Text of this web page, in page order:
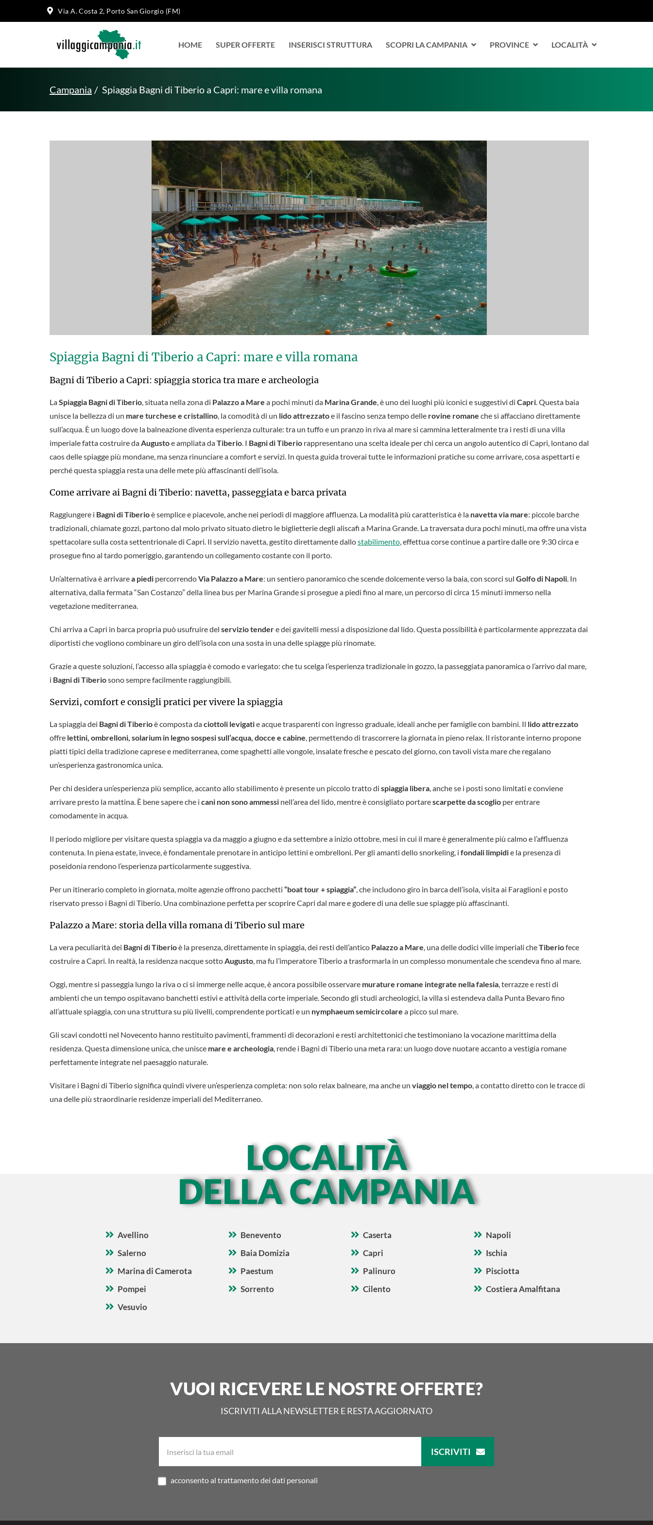
Via A. Costa 2, Porto San Giorgio (FM)
HOME SUPER OFFERTE INSERISCI STRUTTURA SCOPRI LA CAMPANIA PROVINCE LOCALITÀ
Campania Spiaggia Bagni di Tiberio a Capri: mare e villa romana
Spiaggia Bagni di Tiberio a Capri: mare e villa romana
Bagni di Tiberio a Capri: spiaggia storica tra mare e archeologia
LaSpiaggia Bagni di Tiberio, situata nella zona di Palazzo a Mare a pochi minuti da Marina Grande, è uno dei luoghi più iconici e suggestivi di Capri. Questa baia
unisce la bellezza di un mare turchese e cristallino, la comodità di un lido attrezzatoe il fascino senza tempo delle rovine romane che si affacciano direttamente
sull’acqua. È un luogo dove la balneazione diventa esperienza culturale: tra un tuffo e un pranzo in riva al mare si cammina letteralmente tra i resti di una villa
imperiale fatta costruire daAugustoe ampliata daTiberio. I Bagni di Tiberio rappresentano una scelta ideale per chi cerca un angolo autentico di Capri, lontano dal
caos delle spiagge più mondane, ma senza rinunciare a comfort e servizi. In questa guida troverai tutte le informazioni pratiche su come arrivare, cosa aspettarti e
perché questa spiaggia resta una delle mete più affascinanti dell’isola.
Come arrivare ai Bagni di Tiberio: navetta, passeggiata e barca privata
Raggiungere i Bagni di Tiberioè semplice e piacevole, anche nei periodi di maggiore affluenza. La modalità più caratteristica è la navetta via mare: piccole barche
tradizionali, chiamate gozzi, partono dal molo privato situato dietro le biglietterie degli aliscafi a Marina Grande. La traversata dura pochi minuti, ma offre una vista
spettacolare sulla costa settentrionale di Capri. Il servizio navetta, gestito direttamente dallostabilimento, effettua corse continue a partire dalle ore 9:30 circa e
prosegue fino al tardo pomeriggio, garantendo un collegamento costante con il porto.
Un’alternativa è arrivarea piedi percorrendoVia Palazzo a Mare: un sentiero panoramico che scende dolcemente verso la baia, con scorci sul Golfo di Napoli. In
alternativa, dalla fermata “San Costanzo” della linea bus per Marina Grande si prosegue a piedi fino al mare, un percorso di circa 15 minuti immerso nella
vegetazione mediterranea.
Chi arriva a Capri in barca propria può usufruire del servizio tendere dei gavitelli messi a disposizione dal lido. Questa possibilità è particolarmente apprezzata dai
diportisti che vogliono combinare un giro dell’isola con una sosta in una delle spiagge più rinomate.
Grazie a queste soluzioni, l’accesso alla spiaggia è comodo e variegato: che tu scelga l’esperienza tradizionale in gozzo, la passeggiata panoramica o l’arrivo dal mare,
i Bagni di Tiberiosono sempre facilmente raggiungibili.
Servizi, comfort e consigli pratici per vivere la spiaggia
La spiaggia dei Bagni di Tiberioè composta daciottoli levigatie acque trasparenti con ingresso graduale, ideali anche per famiglie con bambini. Il lido attrezzato
offre lettini, ombrelloni, solarium in legno sospesi sull’acqua, docce e cabine, permettendo di trascorrere la giornata in pieno relax. Il ristorante interno propone
piatti tipici della tradizione caprese e mediterranea, come spaghetti alle vongole, insalate fresche e pescato del giorno, con tavoli vista mare che regalano
un’esperienza gastronomica unica.
Per chi desidera un’esperienza più semplice, accanto allo stabilimento è presente un piccolo tratto di spiaggia libera, anche se i posti sono limitati e conviene
arrivare presto la mattina. È bene sapere che i cani non sono ammessi nell’area del lido, mentre è consigliato portarescarpette da scoglio per entrare
comodamente in acqua.
Il periodo migliore per visitare questa spiaggia va da maggio a giugno e da settembre a inizio ottobre, mesi in cui il mare è generalmente più calmo e l’affluenza
contenuta. In piena estate, invece, è fondamentale prenotare in anticipo lettini e ombrelloni. Per gli amanti dello snorkeling, i fondali limpidie la presenza di
poseidonia rendono l’esperienza particolarmente suggestiva.
Per un itinerario completo in giornata, molte agenzie offrono pacchetti “boat tour + spiaggia”, che includono giro in barca dell’isola, visita ai Faraglioni e posto
riservato presso i Bagni di Tiberio. Una combinazione perfetta per scoprire Capri dal mare e godere di una delle sue spiagge più affascinanti.
Palazzo a Mare: storia della villa romana di Tiberio sul mare
La vera peculiarità dei Bagni di Tiberioè la presenza, direttamente in spiaggia, dei resti dell’antico Palazzo a Mare, una delle dodici ville imperiali cheTiberiofece
costruire a Capri. In realtà, la residenza nacque sottoAugusto, ma fu l’imperatore Tiberio a trasformarla in un complesso monumentale che scendeva fino al mare.
Oggi, mentre si passeggia lungo la riva o ci si immerge nelle acque, è ancora possibile osservare murature romane integrate nella falesia, terrazze e resti di
ambienti che un tempo ospitavano banchetti estivi e attività della corte imperiale. Secondo gli studi archeologici, la villa si estendeva dalla Punta Bevaro fino
all’attuale spiaggia, con una struttura su più livelli, comprendente porticati e un nymphaeum semicircolare a picco sul mare.
Gli scavi condotti nel Novecento hanno restituito pavimenti, frammenti di decorazioni e resti architettonici che testimoniano la vocazione marittima della
residenza. Questa dimensione unica, che unisce mare e archeologia, rende i Bagni di Tiberio una meta rara: un luogo dove nuotare accanto a vestigia romane
perfettamente integrate nel paesaggio naturale.
Visitare i Bagni di Tiberio significa quindi vivere un’esperienza completa: non solo relax balneare, ma anche un viaggio nel tempo, a contatto diretto con le tracce di
una delle più straordinarie residenze imperiali del Mediterraneo.
LOCALITÀ
DELLA CAMPANIA
Avellino Benevento Caserta
Napoli
Salerno
Baia Domizia Capri
Ischia
Marina di Camerota
Paestum Palinuro
Pisciotta
Pompei
Sorrento Cilento
Costiera Amalfitana
Vesuvio
VUOI RICEVERE LE NOSTRE OFFERTE?
ISCRIVITI ALLA NEWSLETTER E RESTA AGGIORNATO
ISCRIVITI
acconsento al trattamento dei dati personali